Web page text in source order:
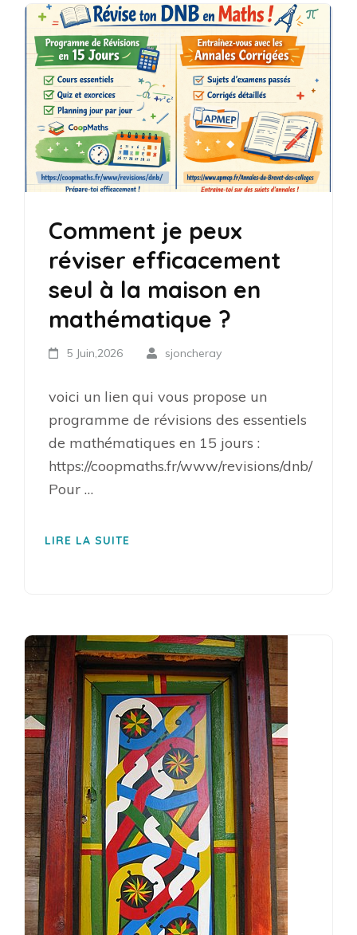
Comment je peux
réviser efficacement
seul à la maison en
mathématique ?
5 Juin,2026 sjoncheray
voici un lien qui vous propose un
programme de révisions des essentiels
de mathématiques en 15 jours :
https://coopmaths.fr/www/revisions/dnb/
Pour …
LIRE LA SUITE